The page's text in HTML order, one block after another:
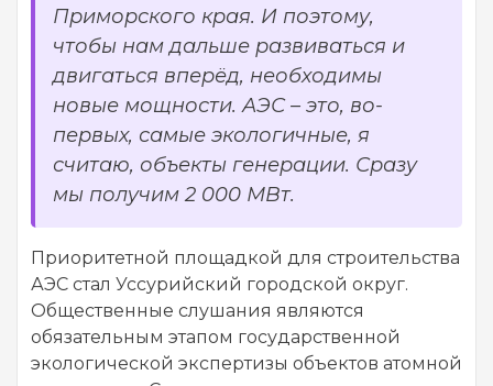
Приморского края. И поэтому,
чтобы нам дальше развиваться и
двигаться вперёд, необходимы
новые мощности. АЭС – это, во-
первых, самые экологичные, я
считаю, объекты генерации. Сразу
мы получим 2 000 МВт.
Приоритетной площадкой для строительства
АЭС стал Уссурийский городской округ.
Общественные слушания являются
обязательным этапом государственной
экологической экспертизы объектов атомной